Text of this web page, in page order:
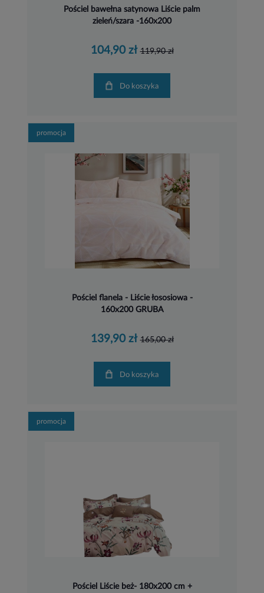
Pościel bawełna satynowa Liście palm
zieleń/szara -160x200
104,90 zł 119,90 zł
Do koszyka
Pościel flanela - Liście łososiowa -
160x200 GRUBA
139,90 zł 165,00 zł
Do koszyka
promocja
Pościel Liście beż- 180x200 cm +
promocja